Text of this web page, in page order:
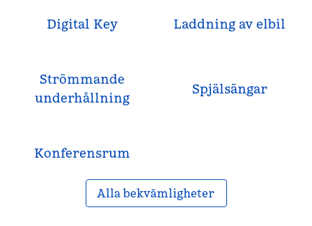
Digital Key Laddning av elbil
Strömmande
underhållning
Spjälsängar
Konferensrum
Alla bekvämligheter